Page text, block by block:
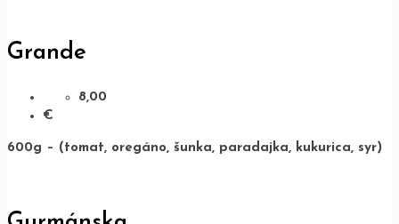
Grande
8,00
€
600g – (tomat, oregáno, šunka, paradajka, kukurica, syr)